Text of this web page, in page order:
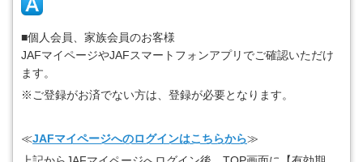
■個人会員、家族会員のお客様
JAFマイページやJAFスマートフォンアプリでご確認いただけ
ます。
※ご登録がお済でない方は、登録が必要となります。
≪JAFマイページへのログインはこちらから≫